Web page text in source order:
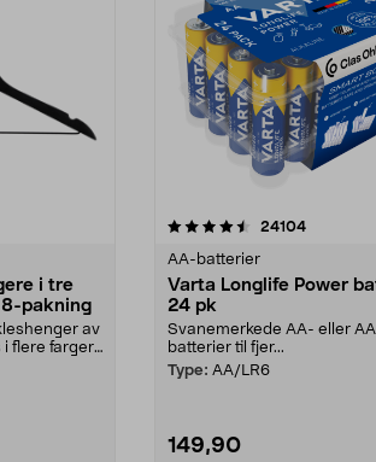
i tre
pakning
av
flere farger.
24104
AA-batterier
Varta Longlife Power
24 pk
Svanemerkede AA- eller
batterier til fjer...
Type: AA/LR6
149,90
4.5av 5 stjerner